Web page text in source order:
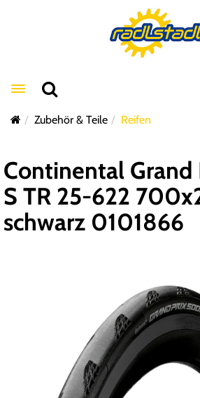
Toggle navigation
Zubehör & Teile Reifen
Continental
S TR 25-622
schwarz 0101866